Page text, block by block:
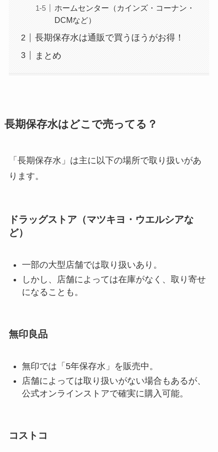
ホームセンター（カインズ・コーナン・
DCMなど）
長期保存水は通販で買うほうがお得！
まとめ
長期保存水はどこで売ってる？
「長期保存水」は主に以下の場所で取り扱いがあ
ります。
ドラッグストア（マツキヨ・ウエルシアな
ど）
一部の大型店舗では取り扱いあり。
しかし、店舗によっては在庫がなく、取り寄せ
になることも。
無印良品
無印では「5年保存水」を販売中。
店舗によっては取り扱いがない場合もあるが、
公式オンラインストアで確実に購入可能。
コストコ